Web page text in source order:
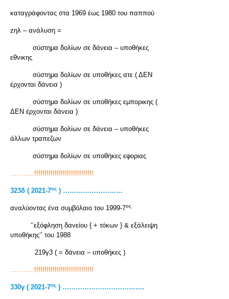
καταγράφοντας στα 1969 έως 1980 του παππού
zηλ – ανάλυση =
σύστημα δολίων σε δάνεια – υποθήκες
εθνικης
σύστημα δολίων σε υποθήκες ατε ( ΔΕΝ
έρχονται δάνεια )
σύστημα δολίων σε υποθήκες εμπορικης (
ΔΕΝ έρχονται δάνεια )
σύστημα δολίων σε δάνεια – υποθήκες
άλλων τραπεζων
σύστημα δολίων σε υποθήκες εφοριας
………..!!!!!!!!!!!!!!!!!!!!!!!!!!!!!
323δ ( 2021-7ος ) ………………………
αναλύοντας ένα συμβόλαιο του 1999-7ος
‘’εξόφληση δανείου { + τόκων } & εξάλειψη
υποθήκης’’ του 1988
219γ3 ( = δάνεια – υποθήκες )
………..!!!!!!!!!!!!!!!!!!!!!!!!!!!!!
330γ ( 2021-7ος ) ……………………………….